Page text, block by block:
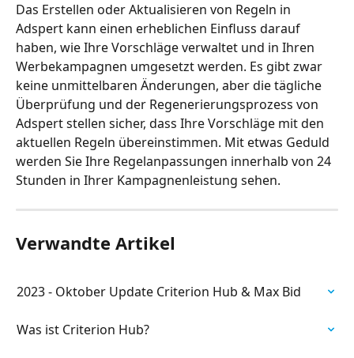
Das Erstellen oder Aktualisieren von Regeln in
Adspert kann einen erheblichen Einfluss darauf
haben, wie Ihre Vorschläge verwaltet und in Ihren
Werbekampagnen umgesetzt werden. Es gibt zwar
keine unmittelbaren Änderungen, aber die tägliche
Überprüfung und der Regenerierungsprozess von
Adspert stellen sicher, dass Ihre Vorschläge mit den
aktuellen Regeln übereinstimmen. Mit etwas Geduld
werden Sie Ihre Regelanpassungen innerhalb von 24
Stunden in Ihrer Kampagnenleistung sehen.
Verwandte Artikel
2023 - Oktober Update Criterion Hub & Max Bid
Was ist Criterion Hub?